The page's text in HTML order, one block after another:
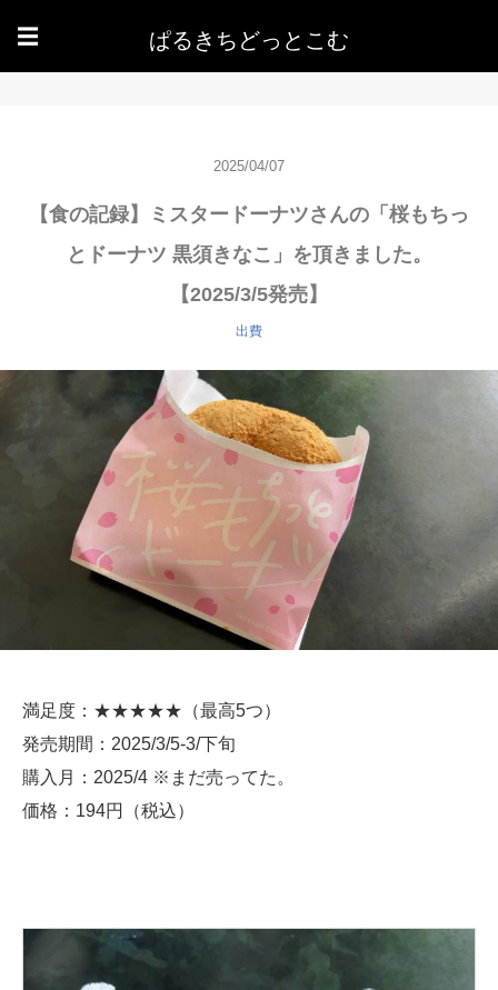
☰ ぱるきちどっとこむ
2025/04/07
【食の記録】ミスタードーナツさんの「桜もちっ
とドーナツ 黒須きなこ」を頂きました。
【2025/3/5発売】
出費
満足度：★★★★★（最高5つ）
発売期間：2025/3/5-3/下旬
購入月：2025/4 ※まだ売ってた。
価格：194円（税込）